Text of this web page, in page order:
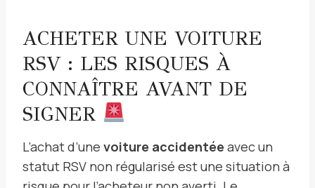
ACHETER UNE VOITURE
RSV : LES RISQUES À
CONNAÎTRE AVANT DE
SIGNER
L’achat d’une voiture accidentée avec un
statut RSV non régularisé est une situation à